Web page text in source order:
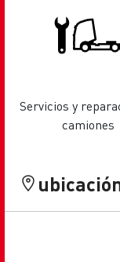
Servicios y
camiones